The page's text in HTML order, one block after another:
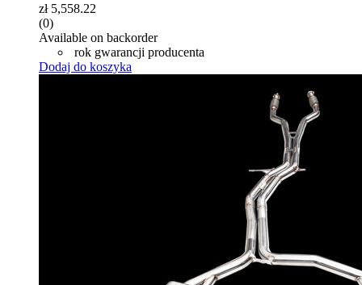
zł5,558.22
(0)
Available on backorder
rok gwarancji producenta
Dodaj do koszyka